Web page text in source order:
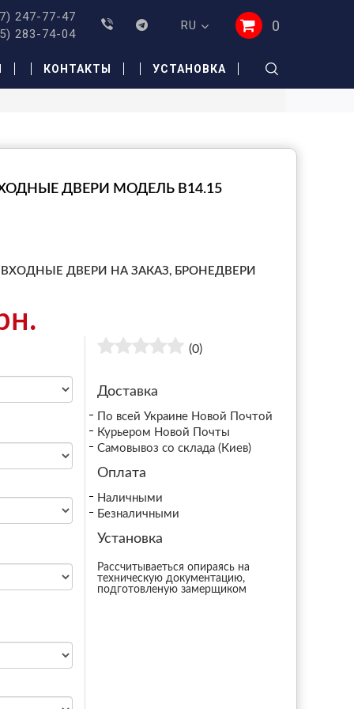
247-77-47
283-74-04
RU 0
КОНТАКТЫ УСТАНОВКА
ДВЕРИ МОДЕЛЬ B14.15
ВХОДНЫЕ ДВЕРИ НА ЗАКАЗ, БРОНЕДВЕРИ
(0)
Доставка
По всей Украине Новой Почтой
Курьером Новой Почты
Самовывоз со склада (Киев)
Оплата
Наличными
Безналичными
Установка
Рассчитываеться опираясь на
техническую документацию,
подготовленую замерщиком